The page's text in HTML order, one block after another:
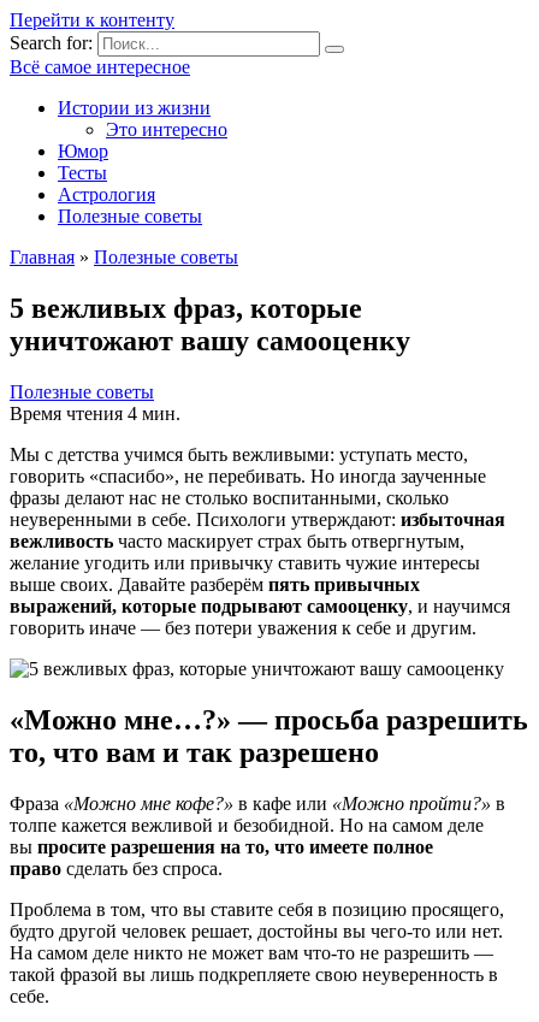
Перейти к контенту
Search for:
Всё самое интересное
Истории из жизни
Это интересно
Юмор
Тесты
Астрология
Полезные советы
Главная » Полезные советы
5 вежливых фраз, которые
уничтожают вашу самооценку
Полезные советы
Время чтения 4 мин.
Мы с детства учимся быть вежливыми: уступать место,
говорить «спасибо», не перебивать. Но иногда заученные
фразы делают нас не столько воспитанными, сколько
неуверенными в себе. Психологи утверждают: избыточная
вежливость часто маскирует страх быть отвергнутым,
желание угодить или привычку ставить чужие интересы
выше своих. Давайте разберём пять привычных
выражений, которые подрывают самооценку, и научимся
говорить иначе — без потери уважения к себе и другим.
«Можно мне…?» — просьба разрешить
то, что вам и так разрешено
Фраза «Можно мне кофе?» в кафе или «Можно пройти?» в
толпе кажется вежливой и безобидной. Но на самом деле
вы просите разрешения на то, что имеете полное
право сделать без спроса.
Проблема в том, что вы ставите себя в позицию просящего,
будто другой человек решает, достойны вы чего-то или нет.
На самом деле никто не может вам что-то не разрешить —
такой фразой вы лишь подкрепляете свою неуверенность в
себе.